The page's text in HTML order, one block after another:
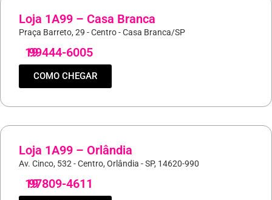
Loja 1A99 – Casa Branca
Praça Barreto, 29 - Centro - Casa Branca/SP
19
99444-6005
COMO CHEGAR
Loja 1A99 – Orlândia
Av. Cinco, 532 - Centro, Orlândia - SP, 14620-990
19
97809-4611